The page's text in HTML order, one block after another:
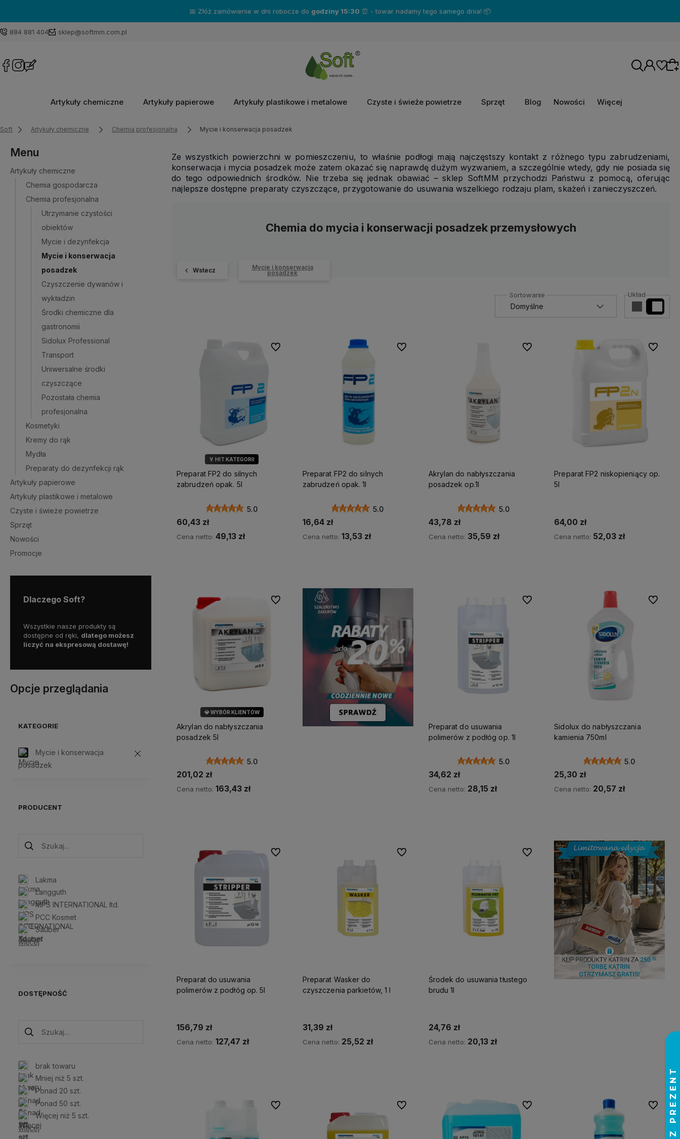
Zakup produkty markiKatrin- a otrzymasz gratisy!❤️
884 881 404 sklep@softmm.com.pl
oferty lub zaloguj się, aby przywrócić dodane
produkty do listy z poprzedniej sesji.
Artykuły chemiczne Artykuły papierowe Artykuły plastikowe i metalowe Czyste i świeże powietrze Sprzęt Blog Nowości Więcej
Soft Artykuły chemiczne Chemia profesjonalna Mycie i konserwacja posadzek
Menu
Artykuły chemiczne
Chemia gospodarcza
Chemia profesjonalna
Utrzymanie czystości
obiektów
Mycie i dezynfekcja
Mycie i konserwacja
posadzek
Czyszczenie dywanów i
wykładzin
Środki chemiczne dla
gastronomii
Sidolux Professional
Transport
Uniwersalne środki
czyszczące
Pozostała chemia
profesjonalna
Kosmetyki
Kremy do rąk
Mydła
Preparaty do dezynfekcji rąk
Artykuły papierowe
Artykuły plastikowe i metalowe
Czyste i świeże powietrze
Sprzęt
Nowości
Promocje
Dlaczego Soft?
Skorzystaj z darmowej dostawy
już od200 zł!
Działamy od 1999 roku, mamy więc
25 lat doświadczenia na
Wszystkie nasze produkty są
dostępne od ręki,
dlatego możesz
liczyć na ekspresową dostawę!
Opcje przeglądania
KATEGORIE
Mycie i konserwacja
posadzek
PRODUCENT
Lakma
Langguth
MPS INTERNATIONAL ltd.
PCC Kosmet
Sauber
więcej
DOSTĘPNOŚĆ
brak towaru
Mniej niż 5 szt.
Ponad 20 szt.
Ponad 50 szt.
Więcej niż 5 szt.
więcej
Ze wszystkich powierzchni w pomieszczeniu, to właśnie podłogi mają najczęstszy kontakt z różnego typu zabrudzeniami,
konserwacja i mycia posadzek może zatem okazać się naprawdę dużym wyzwaniem, a szczególnie wtedy, gdy nie posiada się
do tego odpowiednich środków. Nie trzeba się jednak obawiać – sklep SoftMM przychodzi Państwu z pomocą, oferując
najlepsze dostępne preparaty czyszczące, przygotowanie do usuwania wszelkiego rodzaju plam, skażeń i zanieczyszczeń.
Chemia do mycia i konserwacji posadzek przemysłowych
Wstecz Mycie i konserwacja
posadzek
Układ
🏅 HIT KATEGORII
💎 WYBÓR KLIENTÓW
Preparat FP2 do silnych
zabrudzeń opak. 5l
5.0
60,43 zł
Cena netto: 49,13 zł
Do ulubionych
Preparat FP2 do silnych
zabrudzeń opak. 1l
5.0
16,64 zł
Cena netto: 13,53 zł
Do ulubionych
Akrylan do nabłyszczania
posadzek op.1l
5.0
43,78 zł
Cena netto: 35,59 zł
Do ulubionych
Preparat FP2 niskopieniący op.
5l
64,00 zł
Cena netto: 52,03 zł
Do
💎 WYBÓR KLIENTÓW
Akrylan do nabłyszczania
posadzek 5l
5.0
201,02 zł
Cena netto: 163,43 zł
Do ulubionych
Preparat do usuwania
polimerów z podłóg op. 1l
5.0
34,62 zł
Cena netto: 28,15 zł
Do ulubionych
Sidolux do nabłyszczania
kamienia 750ml
5.0
25,30 zł
Cena netto: 20,57 zł
Do
Preparat do usuwania
polimerów z podłóg op. 5l
156,79 zł
Cena netto: 127,47 zł
Do ulubionych
Preparat Wasker do
czyszczenia parkietów, 1 l
31,39 zł
Cena netto: 25,52 zł
Do ulubionych
Środek do usuwania tłustego
brudu 1l
24,76 zł
Cena netto: 20,13 zł
Do ulubionych
Do ulubionych Do ulubionych Do ulubionych Do